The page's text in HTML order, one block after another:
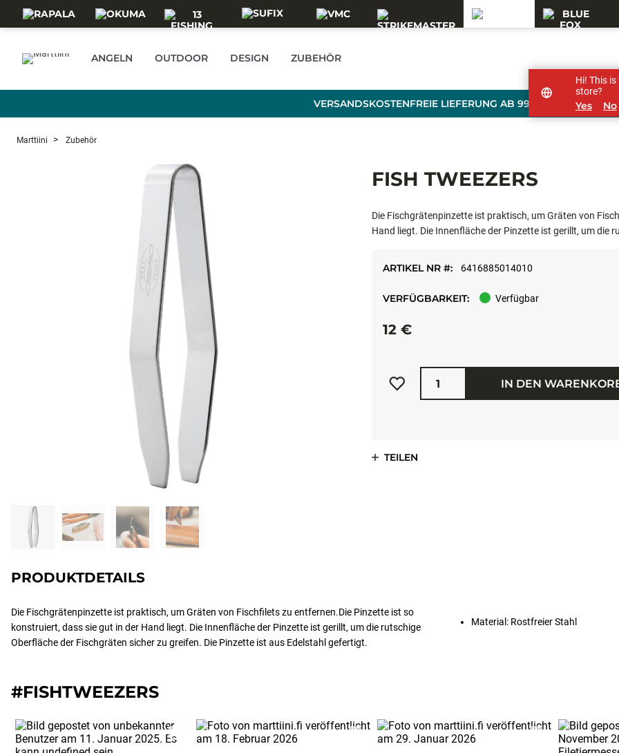
ANGELN OUTDOOR DESIGN ZUBEHÖR
VERSANDSKOSTENFREIE LIEFERUNG AB 99 € BESTELLWERT
Marttiini Zubehör
FISH TWEEZERS
Die Fischgrätenpinzette ist praktisch, um Gräten von
Hand liegt. Die Innenfläche der Pinzette ist gerillt, um die
ARTIKEL NR #: 6416885014010
VERFÜGBARKEIT: Verfügbar
12 €
Menge
IN DEN
TEILEN
PRODUKTDETAILS
Die Fischgrätenpinzette ist praktisch, um Gräten von Fischfilets zu entfernen.Die Pinzette ist so
konstruiert, dass sie gut in der Hand liegt. Die Innenfläche der Pinzette ist gerillt, um die rutschige
Oberfläche der Fischgräten sicher zu greifen. Die Pinzette ist aus Edelstahl gefertigt.
Material: Rostfreier Stahl
#FISHTWEEZERS
Hi! This
store?
Yes No